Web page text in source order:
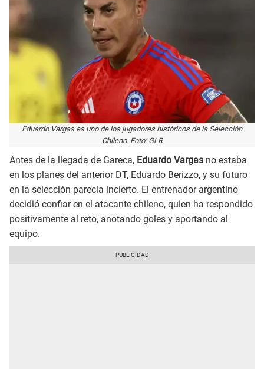
Eduardo Vargas es uno de los jugadores históricos de la Selección
Chileno. Foto: GLR
Antes de la llegada de Gareca, Eduardo Vargas no estaba
en los planes del anterior DT, Eduardo Berizzo, y su futuro
en la selección parecía incierto. El entrenador argentino
decidió confiar en el atacante chileno, quien ha respondido
positivamente al reto, anotando goles y aportando al
equipo.